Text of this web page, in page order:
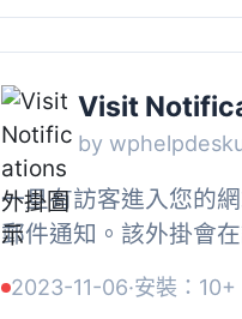
Visit
by
一旦有訪客進入您的
郵件通知。該外掛會
端代理、HTTP引用來
2023-11-06·安裝：10+